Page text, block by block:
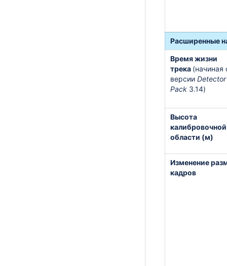
Расширенные
Время жизни
трека (начиная
версии Detector
Pack 3.14)
Высота
калибровочной
области (м)
Изменение
кадров